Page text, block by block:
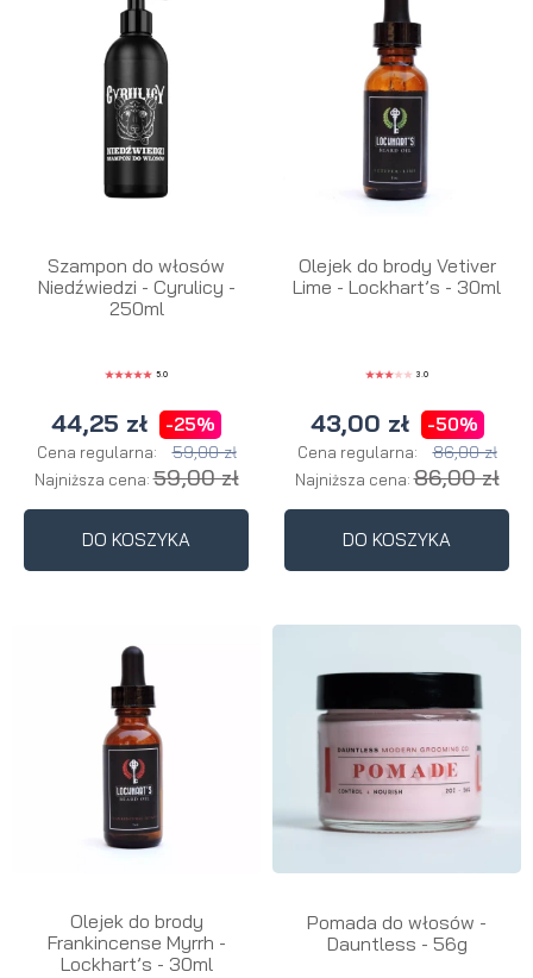
Szampon do włosów
Niedźwiedzi - Cyrulicy -
250ml
5.0
44,25 zł -25%
Cena regularna: 59,00 zł
Najniższa cena:59,00 zł
DO KOSZYKA
Olejek do brody Vetiver
Lime - Lockhart’s - 30ml
3.0
43,00 zł -50%
Cena regularna: 86,00 zł
Najniższa cena:86,00 zł
DO KOSZYKA
Olejek do brody
Frankincense Myrrh -
Lockhart’s - 30ml
Pomada do włosów -
Dauntless - 56g